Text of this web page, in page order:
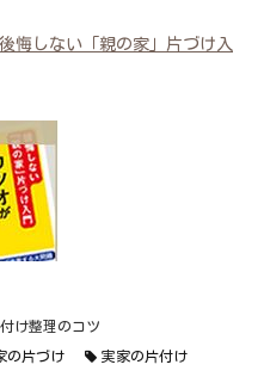
悔しない「親の家」片づけ入
け整理のコツ
の片づけ 実家の片付け